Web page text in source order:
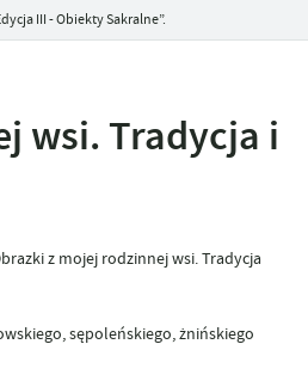
III - Obiekty Sakralne”.
wsi. Tradycja i
z mojej rodzinnej wsi. Tradycja
sępoleńskiego, żnińskiego